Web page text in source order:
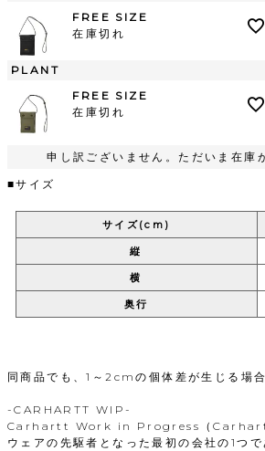
FREE SIZE
在庫切れ
PLANT
FREE SIZE
在庫切れ
申し訳ございません。ただいま在庫
■サイズ
サイズ(cm)
縦
横
奥行
同商品でも、1～2cmの個体差が生じる場
-CARHARTT WIP-
Carhartt Work in Progress（Carhartt
ウェアの先駆者となった最初の会社の1つ